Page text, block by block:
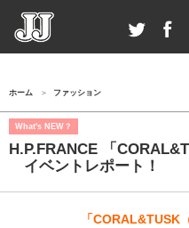
ホーム ファッション
What's NEW？
H.P.FRANCE 「
イベントレポート！
「CORAL&TUSK